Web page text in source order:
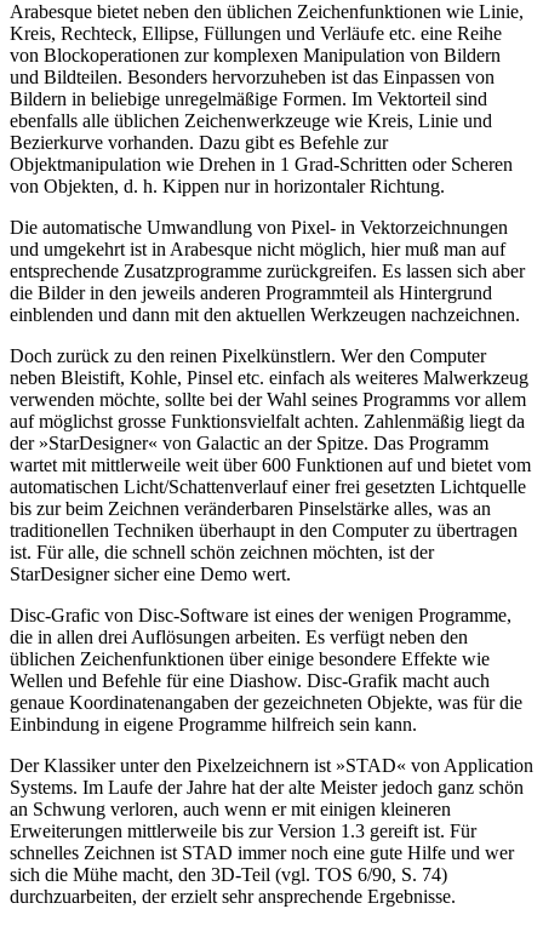
Arabesque bietet neben den üblichen Zeichenfunktionen wie Linie,
Kreis, Rechteck, Ellipse, Füllungen und Verläufe etc. eine Reihe
von Blockoperationen zur komplexen Manipulation von Bildern
und Bildteilen. Besonders hervorzuheben ist das Einpassen von
Bildern in beliebige unregelmäßige Formen. Im Vektorteil sind
ebenfalls alle üblichen Zeichenwerkzeuge wie Kreis, Linie und
Bezierkurve vorhanden. Dazu gibt es Befehle zur
Objektmanipulation wie Drehen in 1 Grad-Schritten oder Scheren
von Objekten, d. h. Kippen nur in horizontaler Richtung.
Die automatische Umwandlung von Pixel- in Vektorzeichnungen
und umgekehrt ist in Arabesque nicht möglich, hier muß man auf
entsprechende Zusatzprogramme zurückgreifen. Es lassen sich aber
die Bilder in den jeweils anderen Programmteil als Hintergrund
einblenden und dann mit den aktuellen Werkzeugen nachzeichnen.
Doch zurück zu den reinen Pixelkünstlern. Wer den Computer
neben Bleistift, Kohle, Pinsel etc. einfach als weiteres Malwerkzeug
verwenden möchte, sollte bei der Wahl seines Programms vor allem
auf möglichst grosse Funktionsvielfalt achten. Zahlenmäßig liegt da
der »StarDesigner« von Galactic an der Spitze. Das Programm
wartet mit mittlerweile weit über 600 Funktionen auf und bietet vom
automatischen Licht/Schattenverlauf einer frei gesetzten Lichtquelle
bis zur beim Zeichnen veränderbaren Pinselstärke alles, was an
traditionellen Techniken überhaupt in den Computer zu übertragen
ist. Für alle, die schnell schön zeichnen möchten, ist der
StarDesigner sicher eine Demo wert.
Disc-Grafic von Disc-Software ist eines der wenigen Programme,
die in allen drei Auflösungen arbeiten. Es verfügt neben den
üblichen Zeichenfunktionen über einige besondere Effekte wie
Wellen und Befehle für eine Diashow. Disc-Grafik macht auch
genaue Koordinatenangaben der gezeichneten Objekte, was für die
Einbindung in eigene Programme hilfreich sein kann.
Der Klassiker unter den Pixelzeichnern ist »STAD« von Application
Systems. Im Laufe der Jahre hat der alte Meister jedoch ganz schön
an Schwung verloren, auch wenn er mit einigen kleineren
Erweiterungen mittlerweile bis zur Version 1.3 gereift ist. Für
schnelles Zeichnen ist STAD immer noch eine gute Hilfe und wer
sich die Mühe macht, den 3D-Teil (vgl. TOS 6/90, S. 74)
durchzuarbeiten, der erzielt sehr ansprechende Ergebnisse.